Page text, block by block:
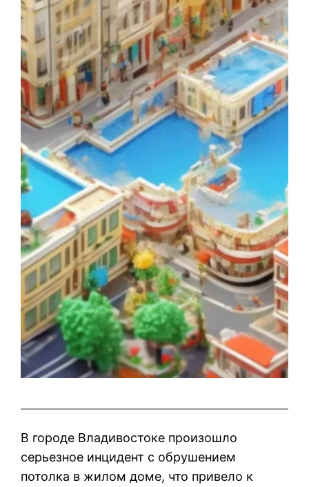
В городе Владивостоке произошло
серьезное инцидент с обрушением
потолка в жилом доме, что привело к